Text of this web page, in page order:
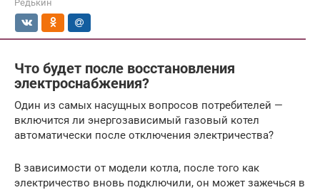
Редькин
Что будет после восстановления
электроснабжения?
Один из самых насущных вопросов потребителей —
включится ли энергозависимый газовый котел
автоматически после отключения электричества?
В зависимости от модели котла, после того как
электричество вновь подключили, он может зажечься в